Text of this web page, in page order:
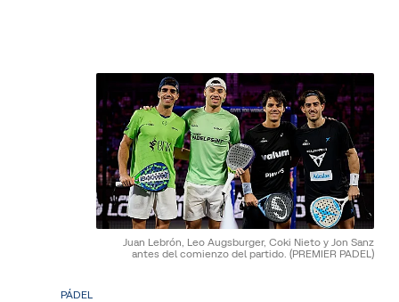
Juan Lebrón, Leo Augsburger, Coki Nieto y Jon Sanz
antes del comienzo del partido. (PREMIER PADEL)
PÁDEL